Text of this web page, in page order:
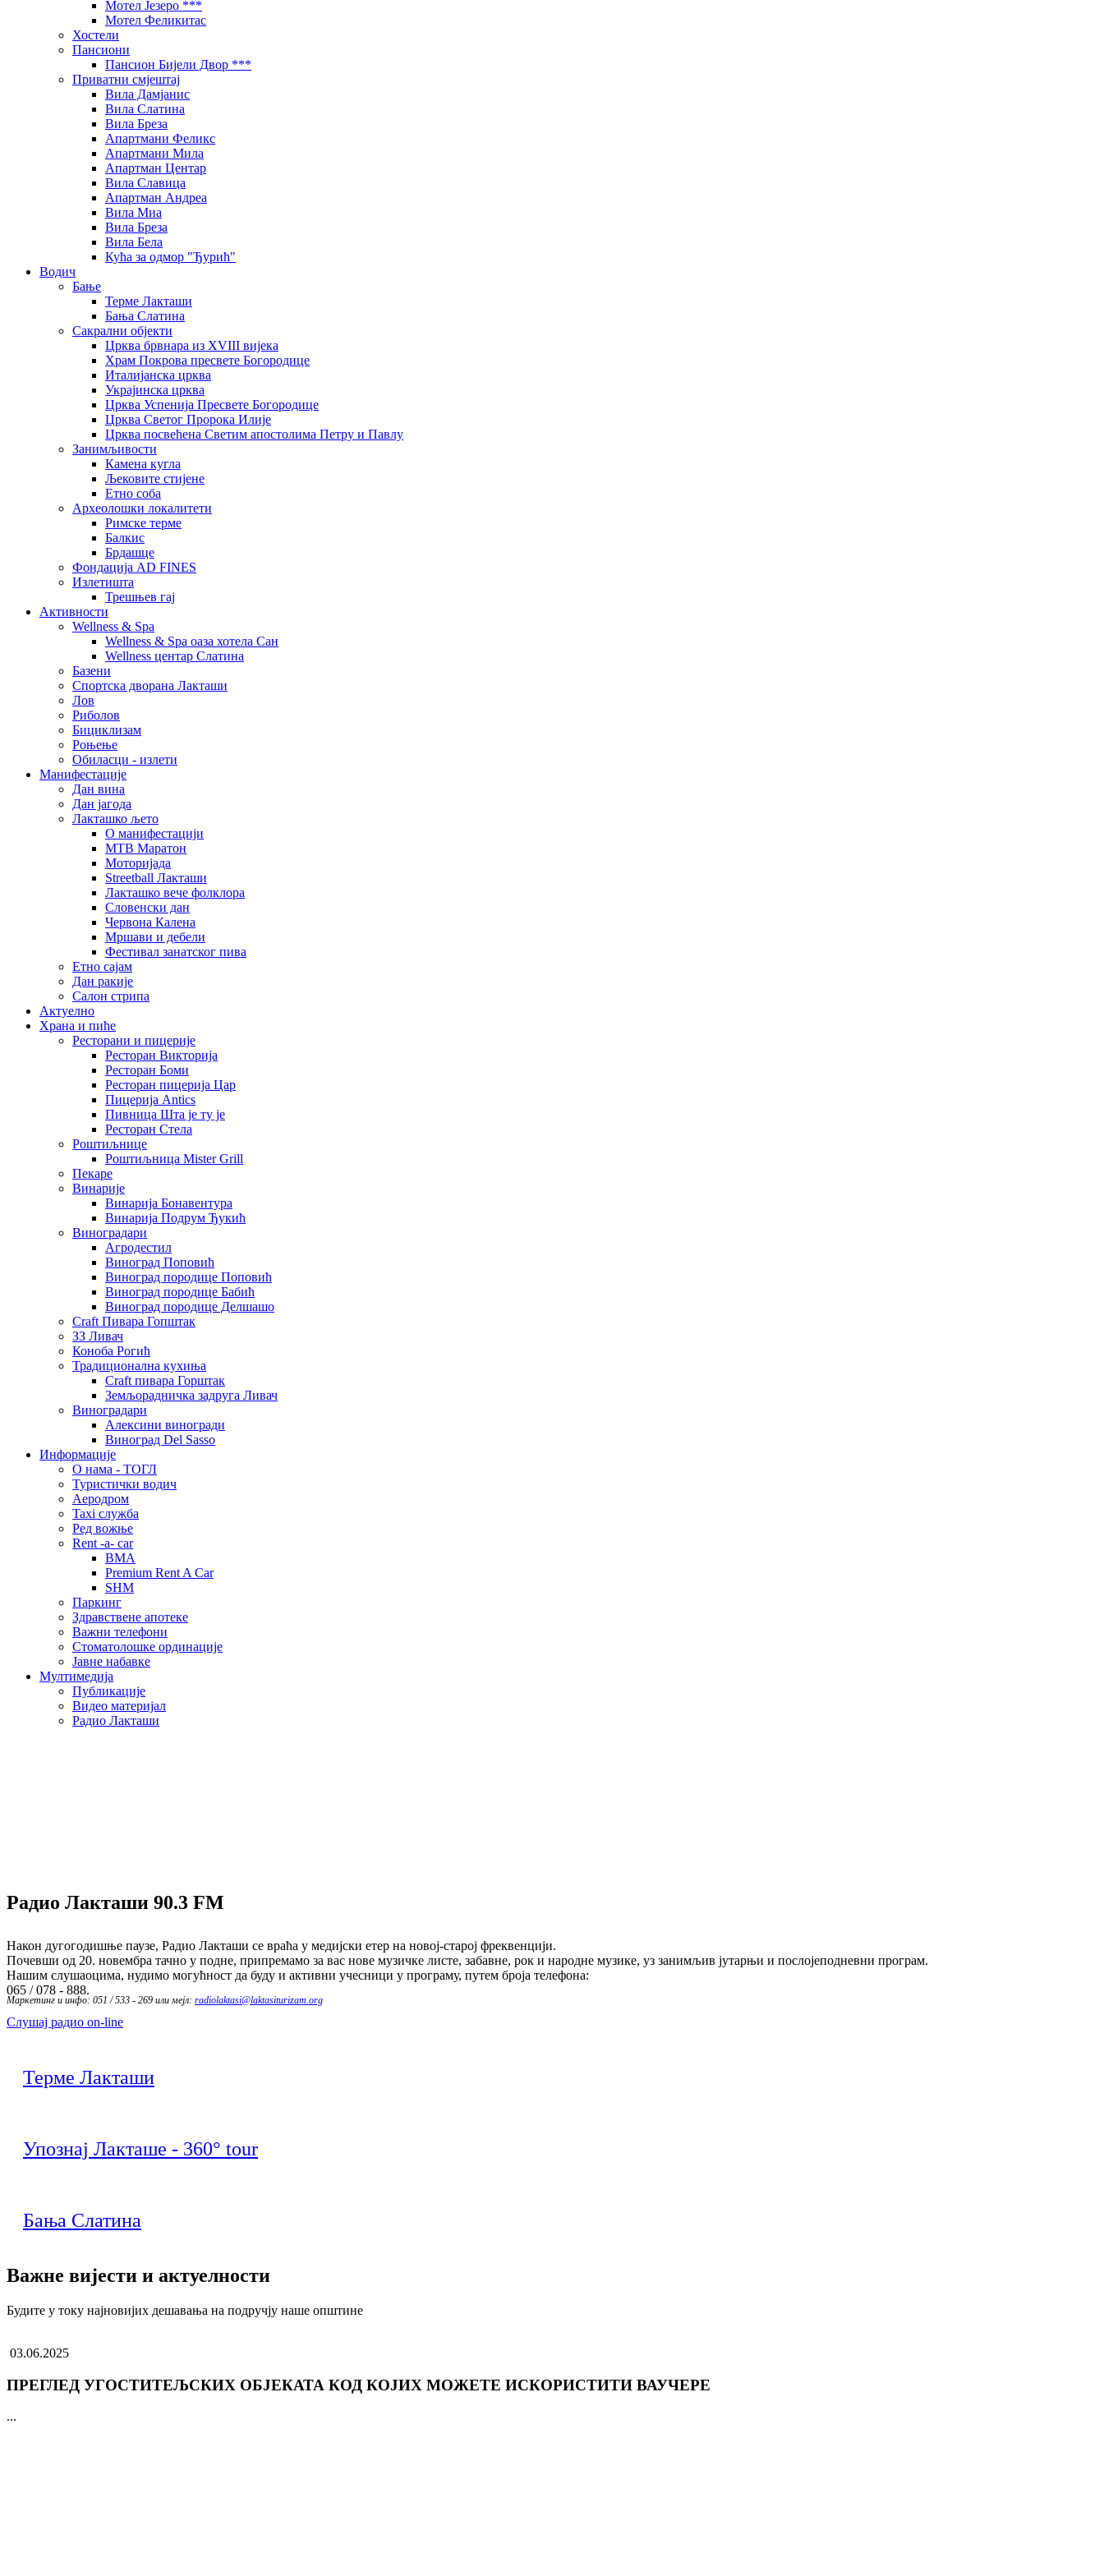
Мотел Језеро ***
Мотел Феликитас
Хостели
Пансиони
Пансион Бијели Двор ***
Приватни смјештај
Вила Дамјанис
Вила Слатина
Вила Бреза
Апартмани Феликс
Апартмани Мила
Апартман Центар
Вила Славица
Апартман Андреа
Вила Миа
Вила Бреза
Вила Бела
Кућа за одмор "Ђурић"
Водич
Бање
Терме Лакташи
Бања Слатина
Сакрални објекти
Црква брвнара из XVIII вијека
Храм Покрова пресвете Богородице
Италијанска црква
Украјинска црква
Црква Успенија Пресвете Богородице
Црква Светог Пророка Илије
Црква посвећена Светим апостолима Петру и Павлу
Занимљивости
Камена кугла
Љековите стијене
Етно соба
Археолошки локалитети
Римске терме
Балкис
Брдашце
Фондација AD FINES
Излетишта
Трешњев гај
Активности
Wellness & Spa
Wellness & Spa оаза хотела Сан
Wellness центар Слатина
Базени
Спортска дворана Лакташи
Лов
Риболов
Бициклизам
Роњење
Обиласци - излети
Манифестације
Дан вина
Дан јагода
Лакташко љето
О манифестацији
MTB Маратон
Моторијада
Streetball Лакташи
Лакташко вече фолклора
Словенски дан
Червона Калена
Мршави и дебели
Фестивал занатског пива
Етно сајам
Дан ракије
Салон стрипа
Актуелно
Храна и пиће
Ресторани и пицерије
Ресторан Викторија
Ресторан Боми
Ресторан пицерија Цар
Пицерија Аntics
Пивница Шта је ту је
Ресторан Стела
Роштиљнице
Роштиљница Mister Grill
Пекаре
Винарије
Винарија Бонавентура
Винарија Подрум Ђукић
Виноградари
Агродестил
Виноград Поповић
Виноград породице Поповић
Виноград породице Бабић
Виноград породице Делшашо
Craft Пивара Гопштак
ЗЗ Ливач
Коноба Рогић
Традиционална кухиња
Craft пивара Горштак
Земљорадничка задруга Ливач
Виноградари
Алексини виногради
Виноград Del Sasso
Информације
О нама - ТОГЛ
Туристички водич
Аеродром
Taxi служба
Ред вожње
Rent -a- car
BMA
Premium Rent A Car
SHM
Паркинг
Здравствене апотеке
Важни телефони
Стоматолошке ординације
Јавне набавке
Мултимедија
Публикације
Видео материјал
Радио Лакташи
Радио Лакташи 90.3 FM
Након дугогодишње паузе, Радио Лакташи се враћа у медијски етер на новој-старој фреквенцији.
Почевши од 20. новембра тачно у подне, припремамо за вас нове музичке листе, забавне, рок и народне музике, уз занимљив јутарњи и послојеподневни програм.
Нашим слушаоцима, нудимо могућност да буду и активни учесници у програму, путем броја телефона:
065 / 078 - 888.
Маркетинг и инфо: 051 / 533 - 269 или мејл: radiolaktasi@laktasiturizam.org
Слушај радио on-line
Терме Лакташи
Упознај Лакташе - 360° tour
Бања Слатина
Важне вијести и актуелности
Будите у току најновијих дешавања на подручју наше општине
03.06.2025
ПРЕГЛЕД УГОСТИТЕЉСКИХ ОБЈЕКАТА КОД КОЈИХ МОЖЕТЕ ИСКОРИСТИТИ ВАУЧЕРЕ
...